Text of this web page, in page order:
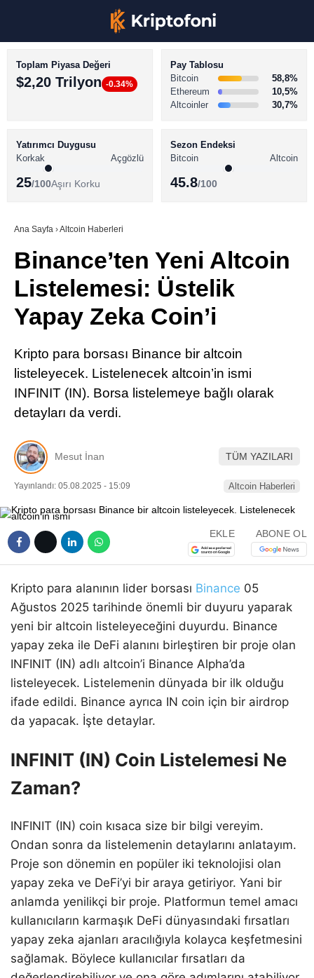
Youtube
TikTok
LinkedIn
BİTCOİN HABERLERİ
ALTCOİN HABERLERİ
SÖZLÜK
Toplam Piyasa Değeri
$2,20 Trilyon -0.34%
Pay Tablosu
Bitcoin
58,8%
Ethereum
10,5%
Altcoinler
30,7%
Yatırımcı Duygusu
Korkak
Açgözlü
25/100Aşırı Korku
Sezon Endeksi
Bitcoin
Altcoin
45.8/100
Ana Sayfa ›Altcoin Haberleri
Binance’ten Yeni Altcoin
Listelemesi: Üstelik
Yapay Zeka Coin’i
Kripto para borsası Binance bir altcoin
listeleyecek. Listelenecek altcoin’in ismi
INFINIT (IN). Borsa listelemeye bağlı olarak
detayları da verdi.
Mesut İnan TÜM YAZILARI
Yayınlandı: 05.08.2025 - 15:09 Altcoin Haberleri
EKLE ABONE OL
Kripto para alanının lider borsası Binance 05
Ağustos 2025 tarihinde önemli bir duyuru yaparak
yeni bir altcoin listeleyeceğini duyurdu. Binance
yapay zeka ile DeFi alanını birleştiren bir proje olan
INFINIT (IN) adlı altcoin’i Binance Alpha’da
listeleyecek. Listelemenin dünyada bir ilk olduğu
ifade edildi. Binance ayrıca IN coin için bir airdrop
da yapacak. İşte detaylar.
INFINIT (IN) Coin Listelemesi Ne
Zaman?
INFINIT (IN) coin kısaca size bir bilgi vereyim.
Ondan sonra da listelemenin detaylarını anlatayım.
Proje son dönemin en popüler iki teknolojisi olan
yapay zeka ve DeFi’yi bir araya getiriyor. Yani bir
anlamda yenilikçi bir proje. Platformun temel amacı
kullanıcıların karmaşık DeFi dünyasındaki fırsatları
yapay zeka ajanları aracılığıyla kolayca keşfetmesini
sağlamak. Böylece kullanıcılar fırsatları da